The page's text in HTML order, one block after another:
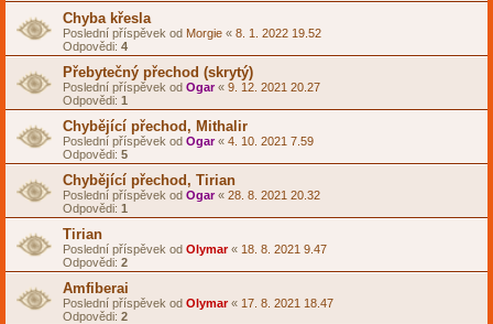
Chyba křesla
Poslední příspěvek od Morgie « 8. 1. 2022 19.52
Odpovědi: 4
Přebytečný přechod (skrytý)
Poslední příspěvek od Ogar« 9. 12. 2021 20.27
Odpovědi: 1
Chybějící přechod, Mithalir
Poslední příspěvek od Ogar« 4. 10. 2021 7.59
Odpovědi: 5
Chybějící přechod, Tirian
Poslední příspěvek od Ogar« 28. 8. 2021 20.32
Odpovědi: 1
Tirian
Poslední příspěvek od Olymar« 18. 8. 2021 9.47
Odpovědi: 2
Amfiberai
Poslední příspěvek od Olymar« 17. 8. 2021 18.47
Odpovědi: 2